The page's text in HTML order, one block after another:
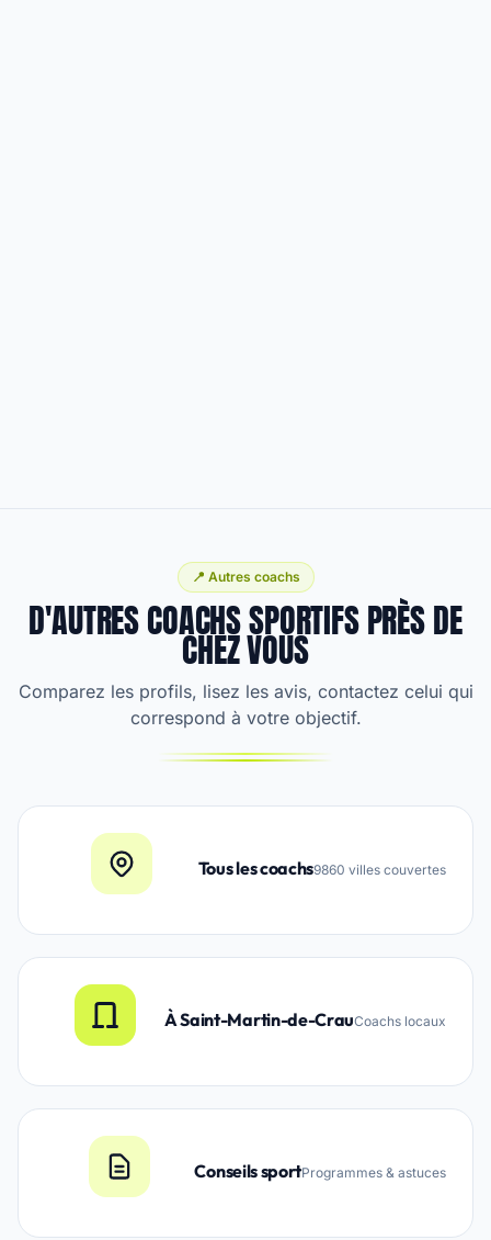
📍 Autres coachs
D'AUTRES COACHS SPORTIFS PRÈS DE
CHEZ VOUS
Comparez les profils, lisez les avis, contactez celui qui
correspond à votre objectif.
Tous les coachs9860 villes couvertes
À Saint-Martin-de-CrauCoachs locaux
Conseils sportProgrammes & astuces